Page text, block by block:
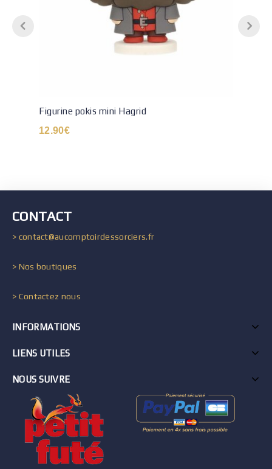
Figurine pokis mini Hagrid
12.90€
CONTACT
> contact@aucomptoirdessorciers.fr
> Nos boutiques
> Contactez nous
INFORMATIONS
LIENS UTILES
NOUS SUIVRE